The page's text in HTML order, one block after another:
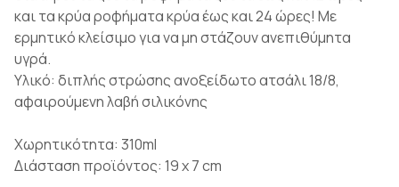
και τα κρύα ροφήματα κρύα έως και 24 ώρες! Με
ερμητικό κλείσιμο για να μη στάζουν ανεπιθύμητα
υγρά.
Υλικό: διπλής στρώσης ανοξείδωτο ατσάλι 18/8,
αφαιρούμενη λαβή σιλικόνης
Χωρητικότητα: 310ml
Διάσταση προϊόντος: 19 x 7 cm